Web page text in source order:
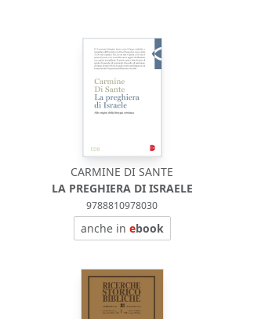
CARMINE DI SANTE
LA PREGHIERA DI ISRAELE
9788810978030
anche in ebook